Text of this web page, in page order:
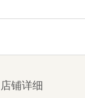
店铺详细